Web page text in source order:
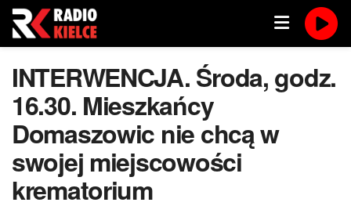
INTERWENCJA. Środa, godz.
16.30. Mieszkańcy
Domaszowic nie chcą w
swojej miejscowości
krematorium